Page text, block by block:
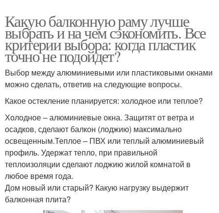
Какую балконную раму лучше
выбрать и на чем сэкономить. Все
критерии выбора: когда пластик
точно не подойдет?
Выбор между алюминиевыми или пластиковыми окнами
можно сделать, ответив на следующие вопросы.
Какое остекление планируется: холодное или теплое?
Холодное – алюминиевые окна. Защитят от ветра и
осадков, сделают балкон (лоджию) максимально
освещенным.Теплое – ПВХ или теплый алюминиевый
профиль. Удержат тепло, при правильной
теплоизоляции сделают лоджию жилой комнатой в
любое время года.
Дом новый или старый? Какую нагрузку выдержит
балконная плита?